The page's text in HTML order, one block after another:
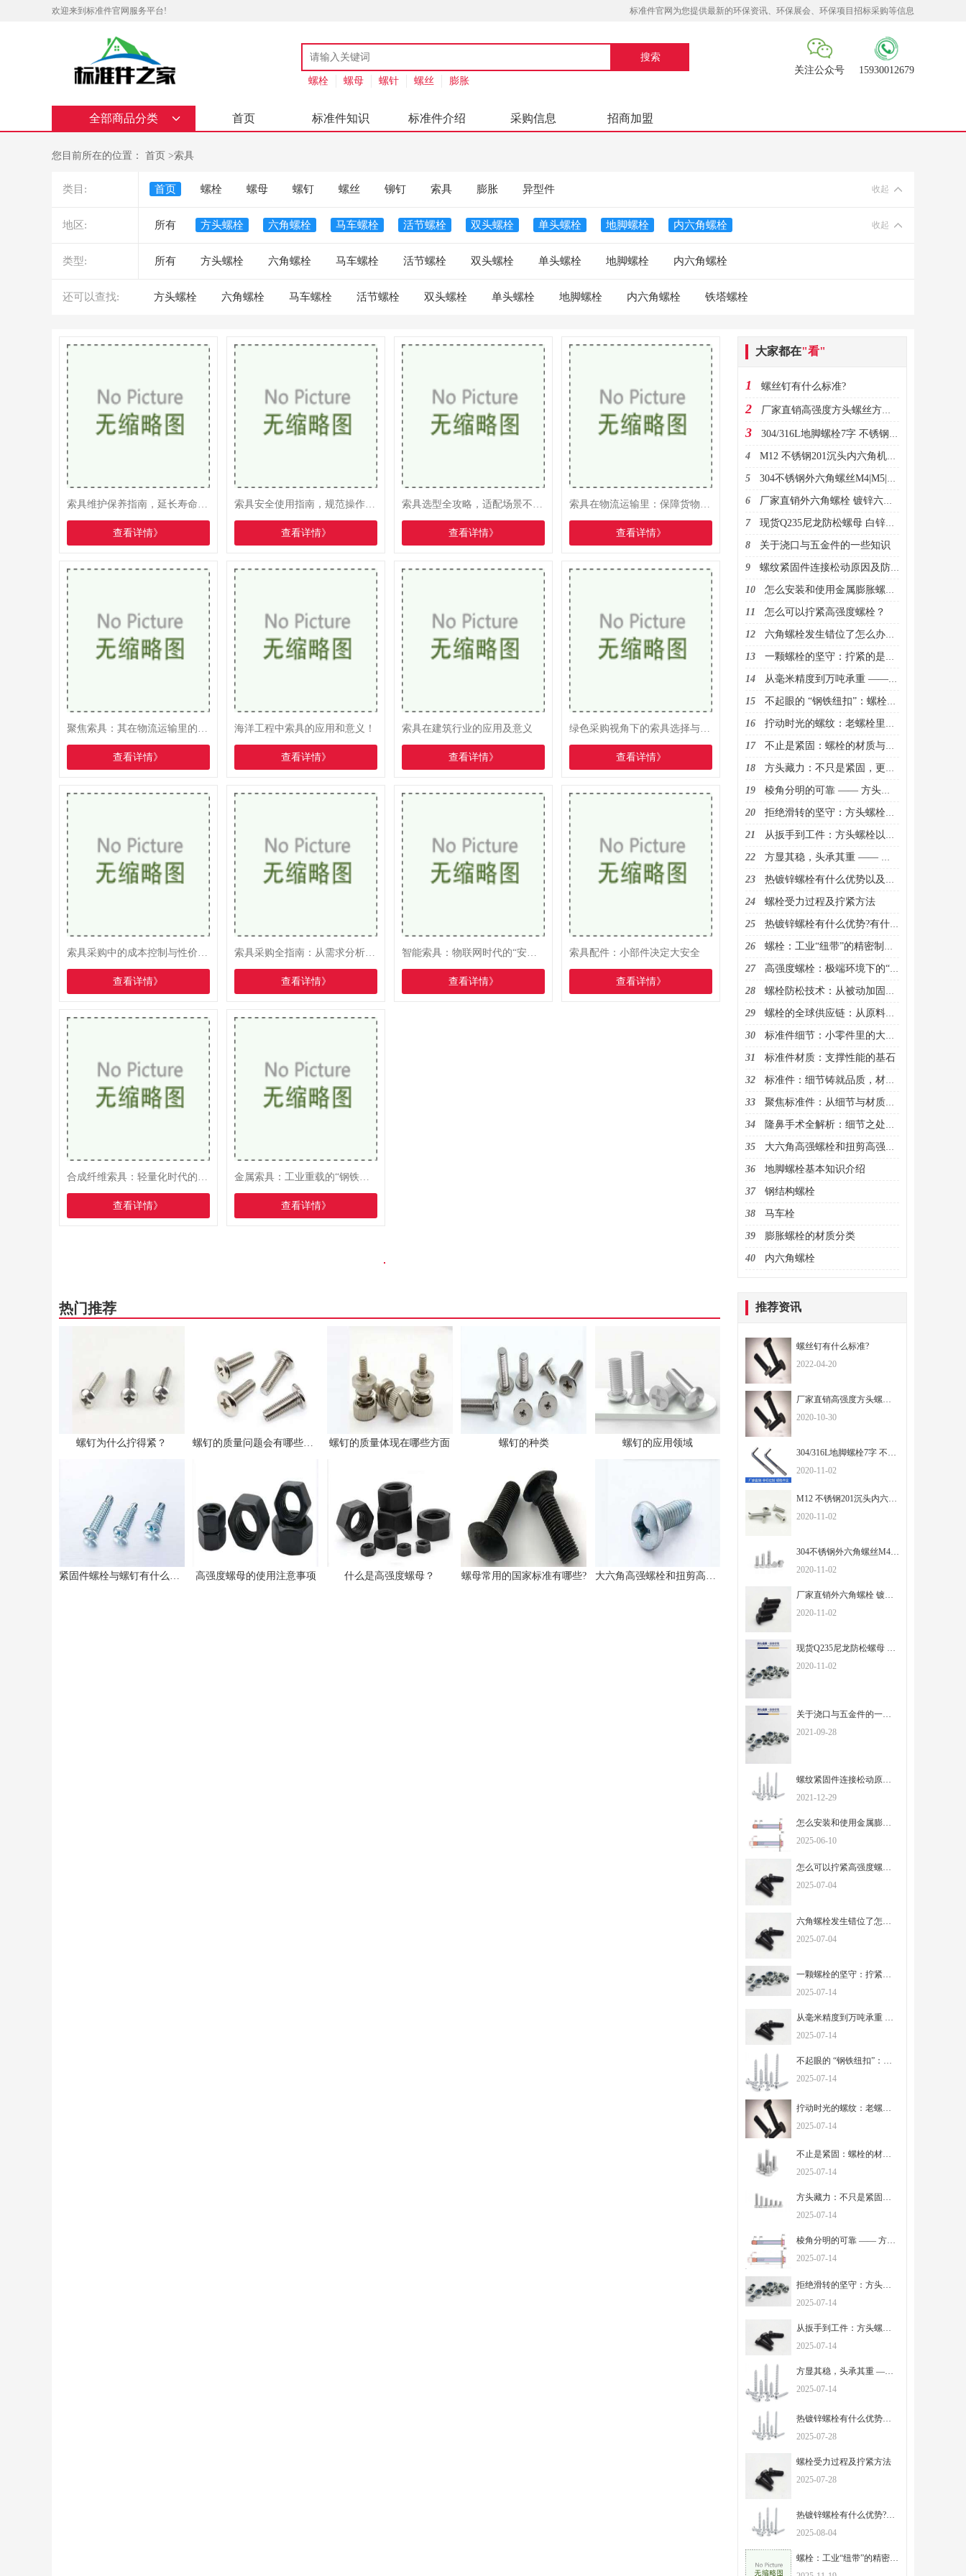
欢迎来到标准件官网服务平台! 标准件官网为您提供最新的环保资讯、环保展会、环保项目招标采购等信息
螺栓 螺母 螺针 螺丝 膨胀
关注公众号 15930012679
全部商品分类 首页 标准件知识 标准件介绍 采购信息 招商加盟
您目前所在的位置： 首页 >索具
类目: 首页 螺栓 螺母 螺钉 螺丝 铆钉 索具 膨胀 异型件 收起
地区: 所有 方头螺栓 六角螺栓 马车螺栓 活节螺栓 双头螺栓 单头螺栓 地脚螺栓 内六角螺栓 收起
类型: 所有 方头螺栓 六角螺栓 马车螺栓 活节螺栓 双头螺栓 单头螺栓 地脚螺栓 内六角螺栓
还可以查找: 方头螺栓 六角螺栓 马车螺栓 活节螺栓 双头螺栓 单头螺栓 地脚螺栓 内六角螺栓 铁塔螺栓
索具维护保养指南，延长寿命降成本
查看详情》
索具安全使用指南，规范操作防风险
查看详情》
索具选型全攻略，适配场景不踩坑
查看详情》
索具在物流运输里：保障货物安全、提升效率的关键应用与价值
查看详情》
聚焦索具：其在物流运输里的关键应用与深远意义
查看详情》
海洋工程中索具的应用和意义！
查看详情》
索具在建筑行业的应用及意义
查看详情》
绿色采购视角下的索具选择与环保标准
查看详情》
索具采购中的成本控制与性价比考量
查看详情》
索具采购全指南：从需求分析到选型决策
查看详情》
智能索具：物联网时代的“安全哨兵”
查看详情》
索具配件：小部件决定大安全
查看详情》
合成纤维索具：轻量化时代的“柔性力量”
查看详情》
金属索具：工业重载的“钢铁脊梁”
查看详情》
热门推荐
螺钉为什么拧得紧？ 螺钉的质量问题会有哪些影响 螺钉的质量体现在哪些方面 螺钉的种类 螺钉的应用领域
紧固件螺栓与螺钉有什么不同之处 高强度螺母的使用注意事项 什么是高强度螺母？ 螺母常用的国家标准有哪些? 大六角高强螺栓和扭剪高强螺栓的区别
大家都在"看"
1 螺丝钉有什么标准?
2 厂家直销高强度方头螺丝方头螺栓
3 304/316L地脚螺栓7字 不锈钢9字预埋螺丝 GB799地脚栓机械螺丝M20
4 M12 不锈钢201沉头内六角机螺钉 平头内六角螺丝 DIN7991厂家直销
5 304不锈钢外六角螺丝M4|M5|M6|M8 DIN933厂家批发全牙六角螺栓
6 厂家直销外六角螺栓 镀锌六角螺栓 高强度六角螺栓 可订做螺栓
7 现货Q235尼龙防松螺母 白锌自锁螺母M3M4M5M6M8M10M12
8 关于浇口与五金件的一些知识
9 螺纹紧固件连接松动原因及防松常用结构
10 怎么安装和使用金属膨胀螺栓？
11 怎么可以拧紧高强度螺栓？
12 六角螺栓发生错位了怎么办？该怎么避免！
13 一颗螺栓的坚守：拧紧的是连接，扛起的是信任
14 从毫米精度到万吨承重 —— 螺栓里藏着的工业密码
15 不起眼的 “钢铁纽扣”：螺栓如何串联起世界的骨架
16 拧动时光的螺纹：老螺栓里藏着的工程记忆
17 不止是紧固：螺栓的材质与工艺，定义着安全的边界
18 方头藏力：不只是紧固，更是工业连接里的踏实担当
19 棱角分明的可靠 —— 方头螺栓，在细节处锚定工程安全
20 拒绝滑转的坚守：方头螺栓的独特设计，承载千斤之力
21 从扳手到工件：方头螺栓以棱角为证，筑牢连接的根基
22 方显其稳，头承其重 —— 解密方头螺栓的工业实用哲学
23 热镀锌螺栓有什么优势以及用途？
24 螺栓受力过程及拧紧方法
25 热镀锌螺栓有什么优势?有什么用途？
26 螺栓：工业“纽带”的精密制造与多元应用
27 高强度螺栓：极端环境下的“钢铁卫士”
28 螺栓防松技术：从被动加固到主动监测的进化
29 螺栓的全球供应链：从原料到终端的协同网络
30 标准件细节：小零件里的大乾坤
31 标准件材质：支撑性能的基石
32 标准件：细节铸就品质，材质决定性能
33 聚焦标准件：从细节与材质洞察品质奥秘
34 隆鼻手术全解析：细节之处成就精致美鼻
35 大六角高强螺栓和扭剪高强螺栓的区别
36 地脚螺栓基本知识介绍
37 钢结构螺栓
38 马车栓
39 膨胀螺栓的材质分类
40 内六角螺栓
推荐资讯
螺丝钉有什么标准?
2022-04-20
厂家直销高强度方头螺丝方头螺栓
2020-10-30
304/316L地脚螺栓7字 不锈钢9字预埋螺丝 GB799地脚栓机械螺丝M20
2020-11-02
M12 不锈钢201沉头内六角机螺钉 平头内六角螺丝 DIN7991厂家直销
2020-11-02
304不锈钢外六角螺丝M4|M5|M6|M8 DIN933厂家批发全牙六角螺栓
2020-11-02
厂家直销外六角螺栓 镀锌六角螺栓 高强度六角螺栓 可订做螺栓
2020-11-02
现货Q235尼龙防松螺母 白锌自锁螺母M3M4M5M6M8M10M12
2020-11-02
关于浇口与五金件的一些知识
2021-09-28
螺纹紧固件连接松动原因及防松常用结构
2021-12-29
怎么安装和使用金属膨胀螺栓？
2025-06-10
怎么可以拧紧高强度螺栓？
2025-07-04
六角螺栓发生错位了怎么办？该怎么避免！
2025-07-04
一颗螺栓的坚守：拧紧的是连接，扛起的是信任
2025-07-14
2025-07-14
不起眼的 “钢铁纽扣”：螺栓如何串联起世界的骨架
2025-07-14
拧动时光的螺纹：老螺栓里藏着的工程记忆
2025-07-14
不止是紧固：螺栓的材质与工艺，定义着安全的边界
2025-07-14
方头藏力：不只是紧固，更是工业连接里的踏实担当
2025-07-14
棱角分明的可靠 —— 方头螺栓，在细节处锚定工程安全
2025-07-14
拒绝滑转的坚守：方头螺栓的独特设计，承载千斤之力
2025-07-14
2025-07-14
方显其稳，头承其重 —— 解密方头螺栓的工业实用哲学
2025-07-14
热镀锌螺栓有什么优势以及用途？
2025-07-28
螺栓受力过程及拧紧方法
2025-07-28
热镀锌螺栓有什么优势?有什么用途？
2025-08-04
螺栓：工业“纽带”的精密制造与多元应用